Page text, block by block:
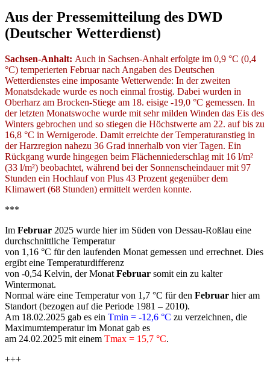
Aus der Pressemitteilung des DWD
(Deutscher Wetterdienst)
Sachsen-Anhalt: Auch in Sachsen-Anhalt erfolgte im 0,9 °C (0,4
°C) temperierten Februar nach Angaben des Deutschen
Wetterdienstes eine imposante Wetterwende: In der zweiten
Monatsdekade wurde es noch einmal frostig. Dabei wurden in
Oberharz am Brocken-Stiege am 18. eisige -19,0 °C gemessen. In
der letzten Monatswoche wurde mit sehr milden Winden das Eis des
Winters gebrochen und so stiegen die Höchstwerte am 22. auf bis zu
16,8 °C in Wernigerode. Damit erreichte der Temperaturanstieg in
der Harzregion nahezu 36 Grad innerhalb von vier Tagen. Ein
Rückgang wurde hingegen beim Flächenniederschlag mit 16 l/m²
(33 l/m²) beobachtet, während bei der Sonnenscheindauer mit 97
Stunden ein Hochlauf von Plus 43 Prozent gegenüber dem
Klimawert (68 Stunden) ermittelt werden konnte.
***
Im Februar 2025 wurde hier im Süden von Dessau-Roßlau eine
durchschnittliche Temperatur
von 1,16 °C für den laufenden Monat gemessen und errechnet. Dies
ergibt eine Temperaturdifferenz
von -0,54 Kelvin, der Monat Februar somit ein zu kalter
Wintermonat.
Normal wäre eine Temperatur von 1,7 °C für den Februar hier am
Standort (bezogen auf die Periode 1981 – 2010).
Am 18.02.2025 gab es ein Tmin = -12,6 °C zu verzeichnen, die
Maximumtemperatur im Monat gab es
am 24.02.2025 mit einem Tmax = 15,7 °C.
+++